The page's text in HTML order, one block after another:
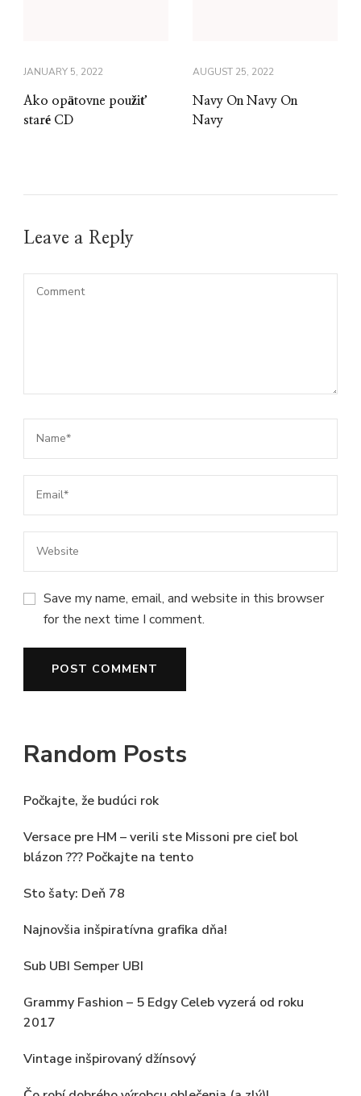
JANUARY 5, 2022
Ako opätovne použiť
staré CD
AUGUST 25, 2022
Navy On Navy On
Navy
Leave a Reply
Save my name, email, and website in this browser
for the next time I comment.
Random Posts
Počkajte, že budúci rok
Versace pre HM – verili ste Missoni pre cieľ bol
blázon ??? Počkajte na tento
Sto šaty: Deň 78
Najnovšia inšpiratívna grafika dňa!
Sub UBI Semper UBI
Grammy Fashion – 5 Edgy Celeb vyzerá od roku
2017
Vintage inšpirovaný džínsový